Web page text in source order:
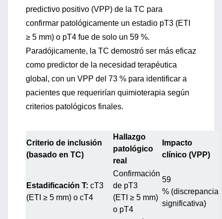
predictivo positivo (VPP) de la TC para
confirmar patológicamente un estadio pT3 (ETI
≥ 5 mm) o pT4 fue de solo un 59 %.
Paradójicamente, la TC demostró ser más eficaz
como predictor de la necesidad terapéutica
global, con un VPP del 73 % para identificar a
pacientes que requerirían quimioterapia según
criterios patológicos finales.
Criterio de inclusión
(basado en TC)
Hallazgo
patológico
real
Impacto
clínico (VPP)
Estadificación T: cT3
(ETI ≥ 5 mm) o cT4
Confirmación
de pT3
(ETI ≥ 5 mm)
o pT4
59
% (discrepancia
significativa)